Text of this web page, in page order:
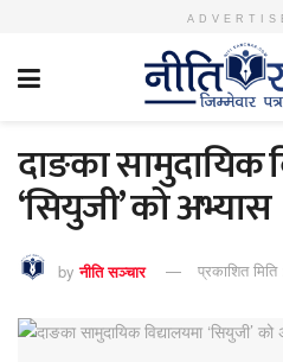
दाङका सामुदायिक
‘सियुजी’ को अभ्यास
by नीति सञ्चार प्रकाशित